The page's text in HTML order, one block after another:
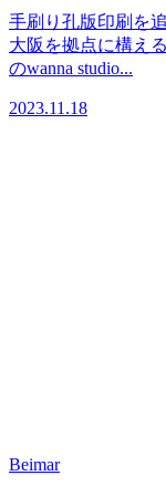
手刷り孔版印刷を
大阪を拠点に構え
のwanna studio...
2023.11.18
Beimar